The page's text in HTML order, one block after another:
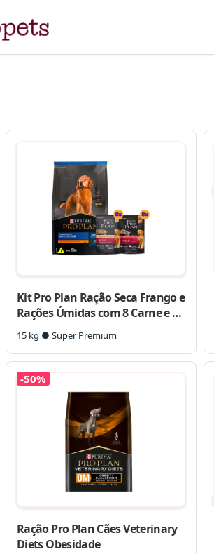
Kit Pro Plan Ração Seca Frango e
Rações Úmidas com 8 Carne e 8
Frango Cães Adultos – 16 Sachês
+ 15 Kg
15 kg ● Super Premium
Ração Pro Plan Cães Veterinary
Diets Obesidade
-50%